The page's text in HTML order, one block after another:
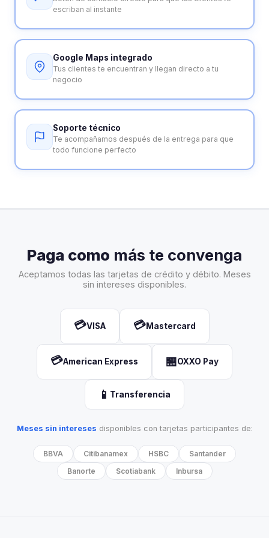
escriban al instante
Google Maps integrado
Tus clientes te encuentran y llegan directo a tu
negocio
Soporte técnico
Te acompañamos después de la entrega para que
todo funcione perfecto
Paga como más te convenga
Aceptamos todas las tarjetas de crédito y débito. Meses
sin intereses disponibles.
💳VISA 💳Mastercard
💳American Express 🏪OXXO Pay
📱 Transferencia
Meses sin intereses disponibles con tarjetas participantes de:
BBVA Citibanamex HSBC
Santander
Banorte
Scotiabank Inbursa